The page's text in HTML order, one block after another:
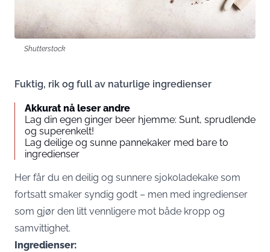
Shutterstock
Fuktig, rik og full av naturlige ingredienser
Akkurat nå leser andre
Lag din egen ginger beer hjemme: Sunt, sprudlende
og superenkelt!
Lag deilige og sunne pannekaker med bare to
ingredienser
Her får du en deilig og sunnere sjokoladekake som
fortsatt smaker syndig godt – men med ingredienser
som gjør den litt vennligere mot både kropp og
samvittighet.
Ingredienser: